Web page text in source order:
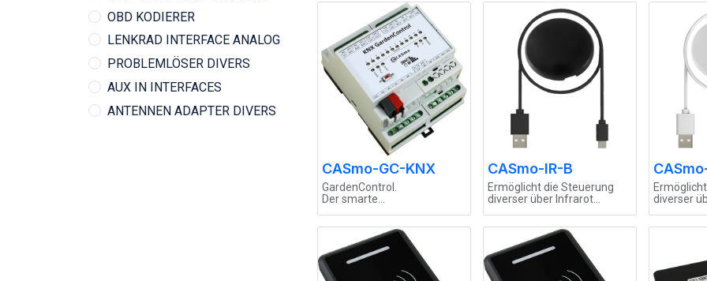
OBD KODIERER
LENKRAD INTERFACE ANALOG
PROBLEMLÖSER DIVERS
AUX IN INTERFACES
ANTENNEN ADAPTER DIVERS
Home Applikationen.
Kompatible mit OpenDTU,
AhoyDTU, IoBroker, Home
Assistant, OpenHAB,
Symcon, Node-RED, MQTT
und anderen.
Home Applikationen.
Kompatible mit OpenDTU,
AhoyDTU, IoBroker, Home
Assistant, OpenHAB,
Symcon, Node-RED, MQTT
und anderen.
Home
Assistant,
Symcon,
und
CASmo-GC-KNX
GardenControl.
Der smarte
Anlagenbewässerung auf
das nächste Level. Mit 12
Ventilausgängen steuern Sie
bequem Magnetventile, über
CASmo-IR-B
Ermöglicht die Steuerung
diverser über Infrarot
HVAC Protocol, Multimedia
Komponenten etc. in SMART
Home Applikationen.
Kompatibel mit TASMOTA,
diverser
Home